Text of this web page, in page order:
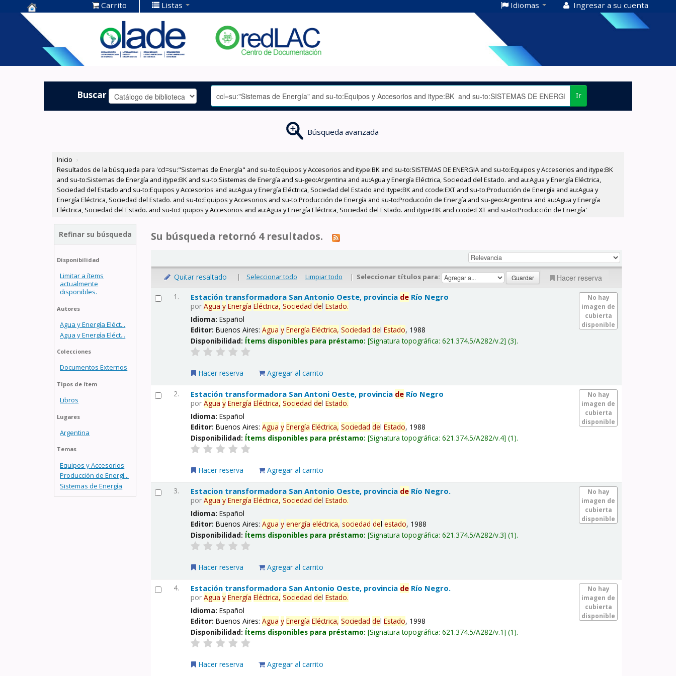
Centro de
Documentación
OLADE -
Carrito Listas Idiomas Ingresar a su cuenta
Buscar Ir
Búsqueda avanzada
Inicio ›
Resultados de la búsqueda para 'ccl=su:"Sistemas de Energía" and su-to:Equipos y Accesorios and itype:BK and su-to:SISTEMAS DE ENERGIA and su-to:Equipos y Accesorios and itype:BK
and su-to:Sistemas de Energía and itype:BK and su-to:Sistemas de Energía and su-geo:Argentina and au:Agua y Energía Eléctrica, Sociedad del Estado. and au:Agua y Energía Eléctrica,
Sociedad del Estado and su-to:Equipos y Accesorios and au:Agua y Energía Eléctrica, Sociedad del Estado and itype:BK and ccode:EXT and su-to:Producción de Energía and au:Agua y
Energía Eléctrica, Sociedad del Estado. and su-to:Equipos y Accesorios and su-to:Producción de Energía and su-to:Producción de Energía and su-geo:Argentina and au:Agua y Energía
Eléctrica, Sociedad del Estado. and su-to:Equipos y Accesorios and au:Agua y Energía Eléctrica, Sociedad del Estado. and itype:BK and ccode:EXT and su-to:Producción de Energía'
Refinar su búsqueda
Disponibilidad
Limitar a ítems
actualmente
disponibles.
Autores
Agua y Energía Eléct...
Agua y Energía Eléct...
Colecciones
Documentos Externos
Tipos de ítem
Libros
Lugares
Argentina
Temas
Equipos y Accesorios
Producción de Energí...
Sistemas de Energía
Su búsqueda retornó 4 resultados.
Quitar resaltado | Seleccionar todo Limpiar todo | Seleccionar títulos para: Hacer reserva
1.
No hay
imagen de
cubierta
disponible
Estación transformadora San Antonio Oeste, provincia de Río Negro
porAgua y Energía Eléctrica, Sociedad delEstado.
Idioma:Español
Editor:Buenos Aires:Agua y Energía Eléctrica, Sociedad delEstado, 1988
Disponibilidad: Ítems disponibles para préstamo: Signatura topográfica:621.374.5/A282/v.2 (3).
Hacer reserva Agregar al carrito
2.
No hay
imagen de
cubierta
disponible
Estación transformadora San Antoni Oeste, provincia de Río Negro
porAgua y Energía Eléctrica, Sociedad delEstado.
Idioma:Español
Editor:Buenos Aires:Agua y Energía Eléctrica, Sociedad delEstado, 1988
Disponibilidad: Ítems disponibles para préstamo: Signatura topográfica:621.374.5/A282/v.4 (1).
Hacer reserva Agregar al carrito
3.
No hay
imagen de
cubierta
disponible
Estacion transformadora San Antonio Oeste, provincia de Río Negro.
porAgua y Energía Eléctrica, Sociedad delEstado.
Idioma:Español
Editor:Buenos Aires:Agua y energía eléctrica, sociedad delestado, 1988
Disponibilidad: Ítems disponibles para préstamo: Signatura topográfica:621.374.5/A282/v.3 (1).
Hacer reserva Agregar al carrito
4.
No hay
imagen de
cubierta
disponible
Estación transformadora San Antonio Oeste, provincia de Río Negro.
porAgua y Energía Eléctrica, Sociedad delEstado.
Idioma:Español
Editor:Buenos Aires:Agua y Energía Eléctrica, Sociedad delEstado, 1998
Disponibilidad: Ítems disponibles para préstamo: Signatura topográfica:621.374.5/A282/v.1 (1).
Hacer reserva Agregar al carrito